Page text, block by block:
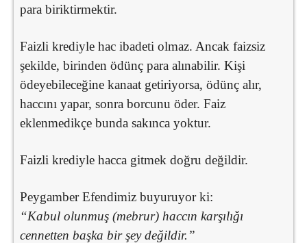
para biriktirmektir.
Faizli krediyle hac ibadeti olmaz. Ancak faizsiz
şekilde, birinden ödünç para alınabilir. Kişi
ödeyebileceğine kanaat getiriyorsa, ödünç alır,
haccını yapar, sonra borcunu öder. Faiz
eklenmedikçe bunda sakınca yoktur.
Faizli krediyle hacca gitmek doğru değildir.
Peygamber Efendimiz buyuruyor ki:
“Kabul olunmuş (mebrur) haccın karşılığı
cennetten başka bir şey değildir.”